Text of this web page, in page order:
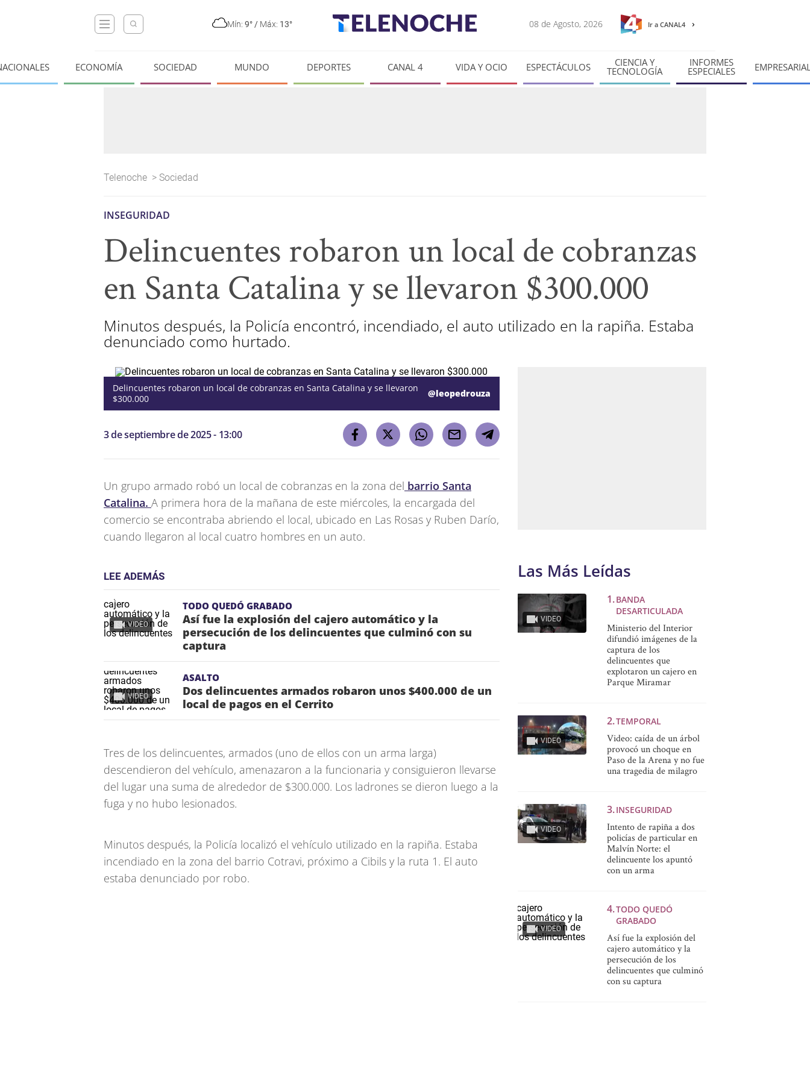
Mín: 9° / Máx: 13° 08 de Agosto, 2026 Ir a CANAL4
ECONOMÍA SOCIEDAD MUNDO DEPORTES CANAL 4 VIDA Y OCIO ESPECTÁCULOS CIENCIA Y
TECNOLOGÍA
INFORMES
ESPECIALES
Telenoche > Sociedad
INSEGURIDAD
Delincuentes robaron un local de cobranzas
en Santa Catalina y se llevaron $300.000
Minutos después, la Policía encontró, incendiado, el auto utilizado en la rapiña. Estaba
denunciado como hurtado.
Delincuentes robaron un local de cobranzas en Santa Catalina y se llevaron
$300.000
@leopedrouza
3 de septiembre de 2025 - 13:00
Un grupo armado robó un local de cobranzas en la zona del barrio Santa
Catalina. A primera hora de la mañana de este miércoles, la encargada del
comercio se encontraba abriendo el local, ubicado en Las Rosas y Ruben Darío,
cuando llegaron al local cuatro hombres en un auto.
LEE ADEMÁS
VIDEO
TODO QUEDÓ GRABADO
Así fue la explosión del cajero automático y la
persecución de los delincuentes que culminó con su
captura
VIDEO
ASALTO
Dos delincuentes armados robaron unos $400.000 de un
local de pagos en el Cerrito
Tres de los delincuentes, armados (uno de ellos con un arma larga)
descendieron del vehículo, amenazaron a la funcionaria y consiguieron llevarse
del lugar una suma de alrededor de $300.000. Los ladrones se dieron luego a la
fuga y no hubo lesionados.
Minutos después, la Policía localizó el vehículo utilizado en la rapiña. Estaba
incendiado en la zona del barrio Cotravi, próximo a Cibils y la ruta 1. El auto
estaba denunciado por robo.
Las Más Leídas
VIDEO
BANDA
DESARTICULADA
Ministerio del Interior
difundió imágenes de la
captura de los
delincuentes que
explotaron un cajero en
Parque Miramar
VIDEO
TEMPORAL
Video: caída de un árbol
provocó un choque en
Paso de la Arena y no fue
una tragedia de milagro
VIDEO
INSEGURIDAD
Intento de rapiña a dos
policías de particular en
Malvín Norte: el
delincuente los apuntó
con un arma
VIDEO
TODO QUEDÓ
GRABADO
Así fue la explosión del
cajero automático y la
persecución de los
delincuentes que culminó
con su captura